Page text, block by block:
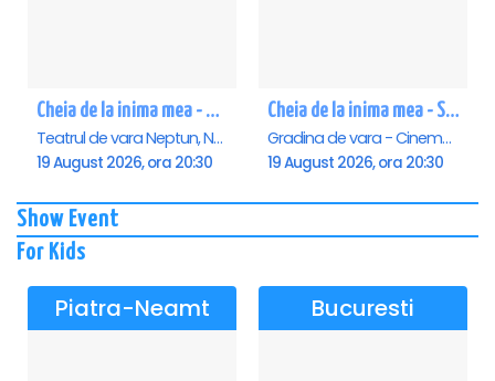
Cheia de la inima mea - Neptun
Teatrul de vara Neptun, Neptun
19 August 2026, ora 20:30
Cheia de la inima mea - Saturn
Gradina de vara - Cinema Saturn, Saturn
19 August 2026, ora 20:30
Show Event
For Kids
Piatra-Neamt Bucuresti